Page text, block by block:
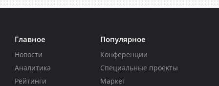
Главное
Новости
Аналитика
Рейтинги
Популярное
Конференции
Специальные проекты
Маркет